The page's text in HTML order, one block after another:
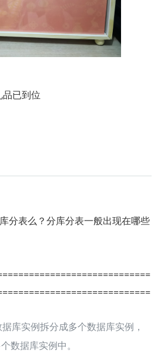
已到位
分表么？分库分表一般出现在哪些
据库实例拆分成多个数据库实例，
数据库实例中。